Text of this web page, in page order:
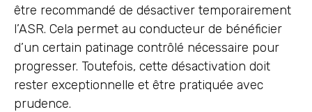
être recommandé de désactiver temporairement
l’ASR. Cela permet au conducteur de bénéficier
d’un certain patinage contrôlé nécessaire pour
progresser. Toutefois, cette désactivation doit
rester exceptionnelle et être pratiquée avec
prudence.